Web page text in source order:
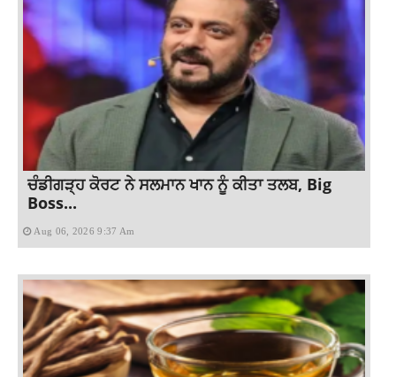
ਚੰਡੀਗੜ੍ਹ ਕੋਰਟ ਨੇ ਸਲਮਾਨ ਖਾਨ ਨੂੰ ਕੀਤਾ ਤਲਬ, Big
Boss...
Aug 06, 2026 9:37 Am